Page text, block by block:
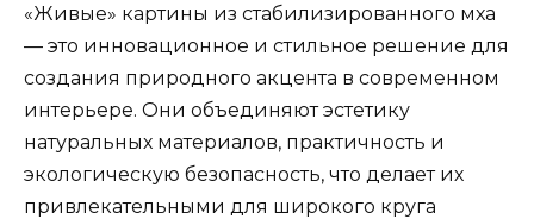
«Живые» картины из стабилизированного мха
— это инновационное и стильное решение для
создания природного акцента в современном
интерьере. Они объединяют эстетику
натуральных материалов, практичность и
экологическую безопасность, что делает их
привлекательными для широкого круга